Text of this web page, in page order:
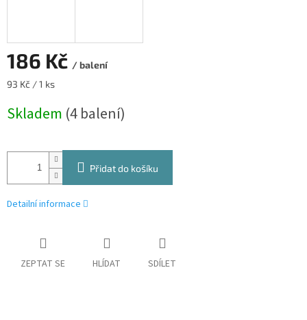
186 Kč / balení
Měrná
93 Kč / 1 ks
Skladem (4 balení)
Přidat do košíku
Detailní informace
ZEPTAT SE HLÍDAT SDÍLET